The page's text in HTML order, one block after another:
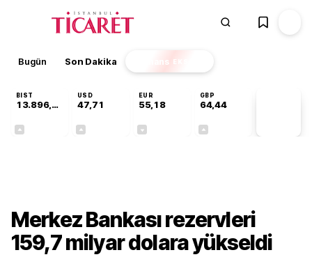
Bugün Son Dakika Finans EKSTRA
BIST
13.896,36
USD
47,71
EUR
55,18
GBP
64,44
Merkez Bankası rezervleri
159,7 milyar dolara yükseldi